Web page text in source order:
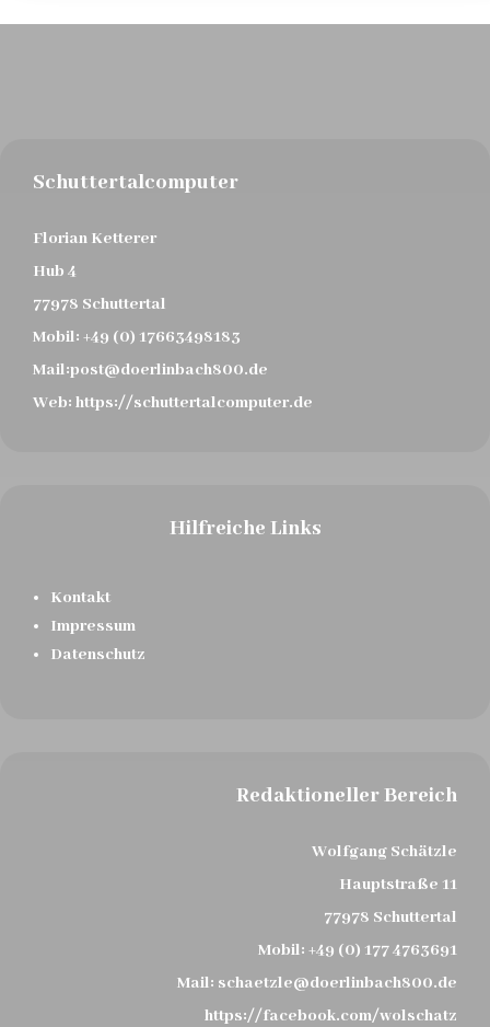
Schuttertalcomputer
Florian Ketterer
Hub 4
77978 Schuttertal
Mobil: +49 (0) 17663498183
Mail:post@doerlinbach800.de
Web: https://schuttertalcomputer.de
Hilfreiche Links
Kontakt
Impressum
Datenschutz
Redaktioneller Bereich
Wolfgang Schätzle
Hauptstraße 11
77978 Schuttertal
Mobil: +49 (0) 177 4763691
Mail: schaetzle@doerlinbach800.de
https://facebook.com/wolschatz